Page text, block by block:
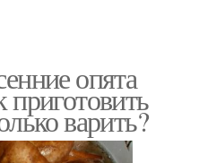
опята
варить?